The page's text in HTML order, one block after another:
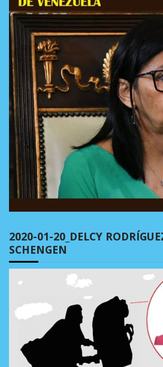
2020-01-20_DELCY
SCHENGEN